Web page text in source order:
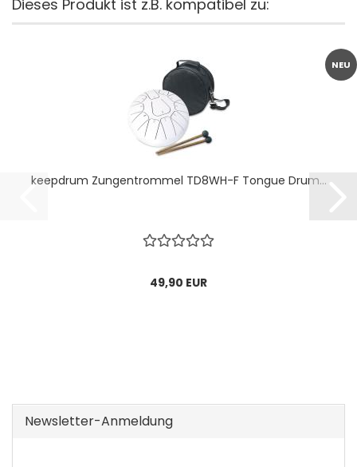
Dieses Produkt ist z.B. kompatibel zu:
NEU
keepdrum Zungentrommel TD8WH-F Tongue Drum...
49,90 EUR
Newsletter-Anmeldung